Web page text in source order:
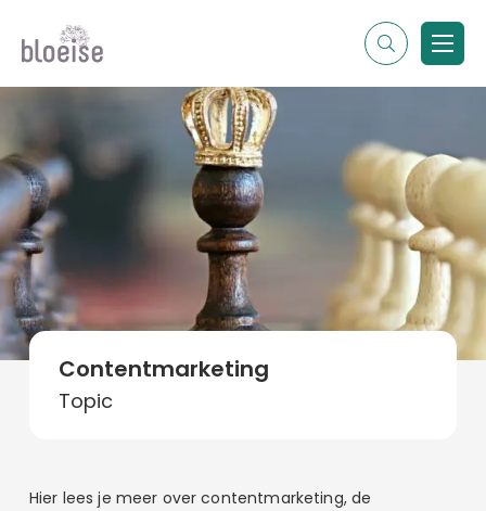
Contentmarketing
Online marketing
Branches
Marketing
Alle soorten artikelen
Contentmarketing
Topic
Hier lees je meer over contentmarketing, de